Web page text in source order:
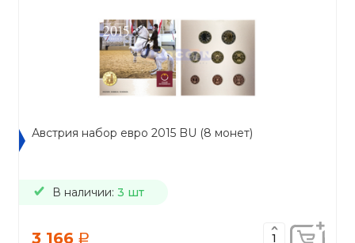
Австрия набор евро 2015 BU (8 монет)
В наличии: 3 шт
3 166 a